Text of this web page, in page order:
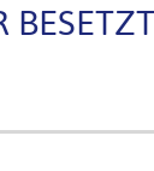
BESETZT